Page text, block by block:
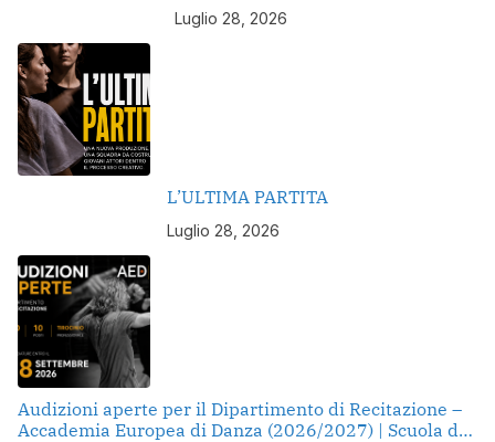
Luglio 28, 2026
L’ULTIMA PARTITA
Luglio 28, 2026
Audizioni aperte per il Dipartimento di Recitazione –
Accademia Europea di Danza (2026/2027) | Scuola di